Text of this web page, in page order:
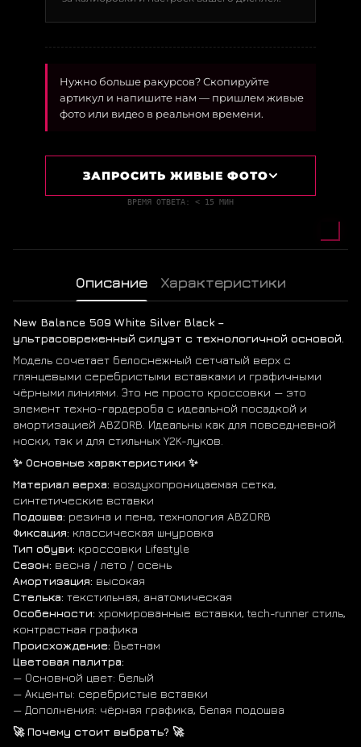
Нужно больше ракурсов? Скопируйте
артикул и напишите нам — пришлем живые
фото или видео в реальном времени.
ЗАПРОСИТЬ ЖИВЫЕ ФОТО
ВРЕМЯ ОТВЕТА: < 15 МИН
Описание Характеристики
New Balance 509 White Silver Black –
ультрасовременный силуэт с технологичной основой.
Модель сочетает белоснежный сетчатый верх с
глянцевыми серебристыми вставками и графичными
чёрными линиями. Это не просто кроссовки — это
элемент техно-гардероба с идеальной посадкой и
амортизацией ABZORB. Идеальны как для повседневной
носки, так и для стильных Y2K-луков.
✨ Основные характеристики ✨
Материал верха: воздухопроницаемая сетка,
синтетические вставки
Подошва: резина и пена, технология ABZORB
Фиксация: классическая шнуровка
Тип обуви: кроссовки Lifestyle
Сезон: весна / лето / осень
Амортизация: высокая
Стелька: текстильная, анатомическая
Особенности: хромированные вставки, tech-runner стиль,
контрастная графика
Происхождение: Вьетнам
Цветовая палитра:
— Основной цвет: белый
— Акценты: серебристые вставки
— Дополнения: чёрная графика, белая подошва
🚀 Почему стоит выбрать? 🚀